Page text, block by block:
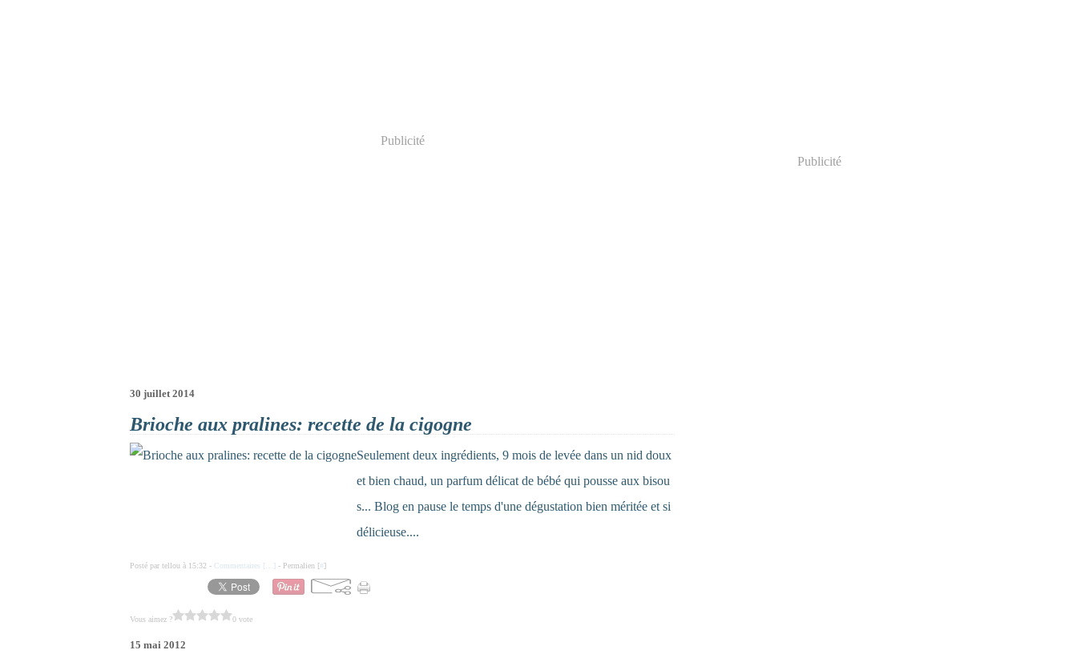
Publicité
30 juillet 2014
Brioche aux pralines: recette de la cigogne
Seulement deux ingrédients, 9 mois de levée dans un nid doux
et bien chaud, un parfum délicat de bébé qui pousse aux bisou
s... Blog en pause le temps d'une dégustation bien méritée et si
délicieuse....
Posté par tellou à 15:32 - Commentaires [ ] - Permalien [#]
Vous aimez ? 0 vote
15 mai 2012
Publicité